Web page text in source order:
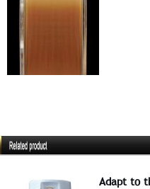
Adapt to